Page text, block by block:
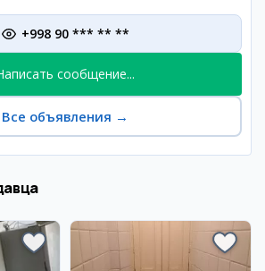
+998 90 *** ** **
сообщение...
Все объявления →